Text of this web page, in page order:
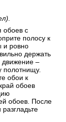
обоев с
полосу к
и ровно
держать
–
полотнищу.
обои к
обоев
обоев. После